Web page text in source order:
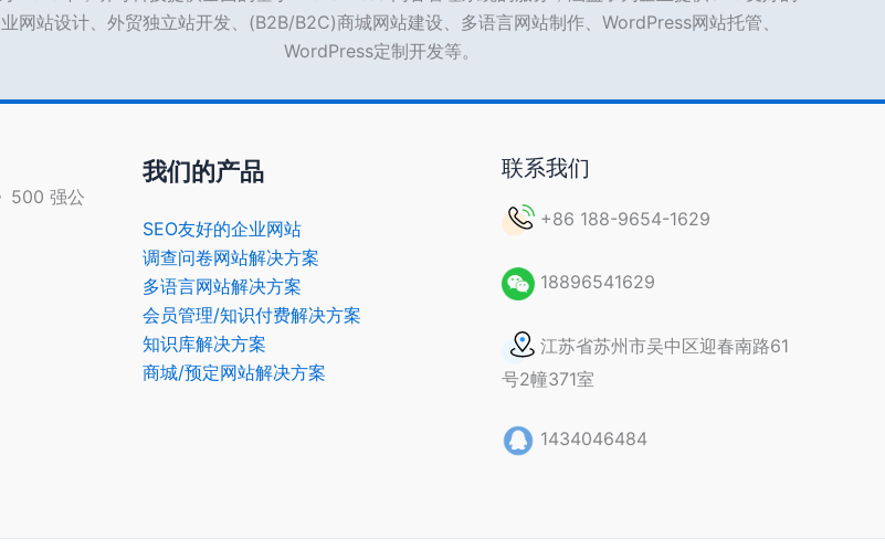
网站设计、外贸独立站开发、(B2B/B2C)商城网站建设、多语言网站制作、WordPress网站托管、
WordPress定制开发等。
500 强公
我们的产品
SEO友好的企业网站
调查问卷网站解决方案
多语言网站解决方案
会员管理/知识付费解决方案
知识库解决方案
商城/预定网站解决方案
联系我们
+86 188-9654-1629
18896541629
江苏省苏州市吴中区迎春南路61
号2幢371室
1434046484